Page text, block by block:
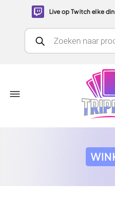
Live op Twitch elke
Producten zoeken